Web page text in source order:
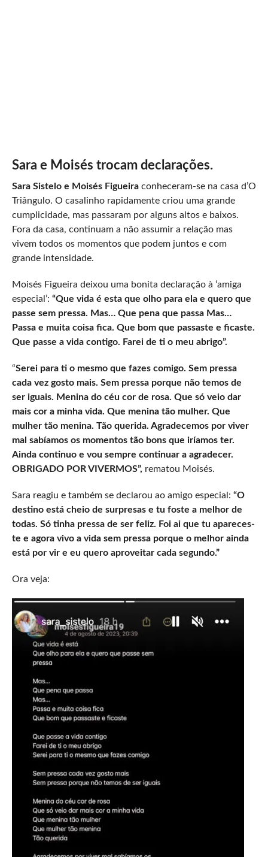
Sara e Moisés trocam declarações.
Sara Sistelo e Moisés Figueira conheceram-se na casa d’O
Triângulo. O casalinho rapidamente criou uma grande
cumplicidade, mas passaram por alguns altos e baixos.
Fora da casa, continuam a não assumir a relação mas
vivem todos os momentos que podem juntos e com
grande intensidade.
Moisés Figueira deixou uma bonita declaração à ‘amiga
especial’: “Que vida é esta que olho para ela e quero que
passe sem pressa. Mas… Que pena que passa Mas…
Passa e muita coisa fica. Que bom que passaste e ficaste.
Que passe a vida contigo. Farei de ti o meu abrigo”.
“Serei para ti o mesmo que fazes comigo. Sem pressa
cada vez gosto mais. Sem pressa porque não temos de
ser iguais. Menina do céu cor de rosa. Que só veio dar
mais cor a minha vida. Que menina tão mulher. Que
mulher tão menina. Tão querida. Agradecemos por viver
mal sabíamos os momentos tão bons que iríamos ter.
Ainda continuo e vou sempre continuar a agradecer.
OBRIGADO POR VIVERMOS”, rematou Moisés.
Sara reagiu e também se declarou ao amigo especial: “O
destino está cheio de surpresas e tu foste a melhor de
todas. Só tinha pressa de ser feliz. Foi ai que tu apareces-
te e agora vivo a vida sem pressa porque o melhor ainda
está por vir e eu quero aproveitar cada segundo.”
Ora veja: